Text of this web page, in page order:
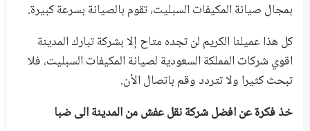
بمجال صيانة المكيفات السبليت، تقوم بالصيانة بسرعة كبيرة.
كل هذا عميلنا الكريم لن تجده متاح إلا بشركة تبارك المدينة
اقوي شركات المملكة السعودية لصيانة المكيفات السبليت، فلا
تبحث كثيرا ولا تتردد وقم باتصال الأن.
خذ فكرة عن افضلشركة نقل عفش من المدينة الى ضبا